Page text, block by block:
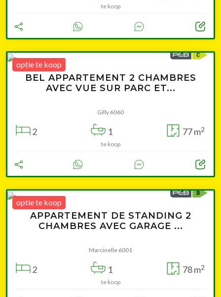
Leaflet|© OpenStreetMap contributors
Cliquer pour afficher la carte
te koop
optie te koop
vanaf 149 000 €
BEL APPARTEMENT 2 CHAMBRES
AVEC VUE SUR PARC ET...
Gilly 6060
2 1 77 m2
te koop
optie te koop
vanaf 125 000 €
APPARTEMENT DE STANDING 2
CHAMBRES AVEC GARAGE ...
Marcinelle 6001
2 1 78 m2
te koop